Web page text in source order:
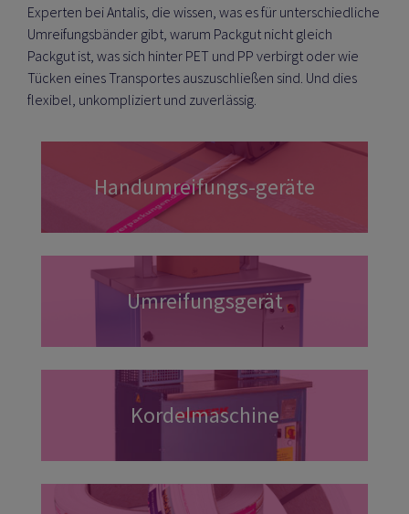
TALK-FORMAT
Experten bei Antalis, die wissen, was es für unterschiedliche
Umreifungsbänder gibt, warum Packgut nicht gleich
Packgut ist, was sich hinter PET und PP verbirgt oder wie
Tücken eines Transportes auszuschließen sind. Und dies
flexibel, unkompliziert und zuverlässig.
Handumreifungs-geräte
Kabelloses Umreifen und Bündeln
Umreifungsgerät
Kordelmaschine